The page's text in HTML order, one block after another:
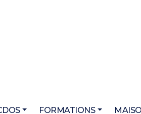
FORMATIONS